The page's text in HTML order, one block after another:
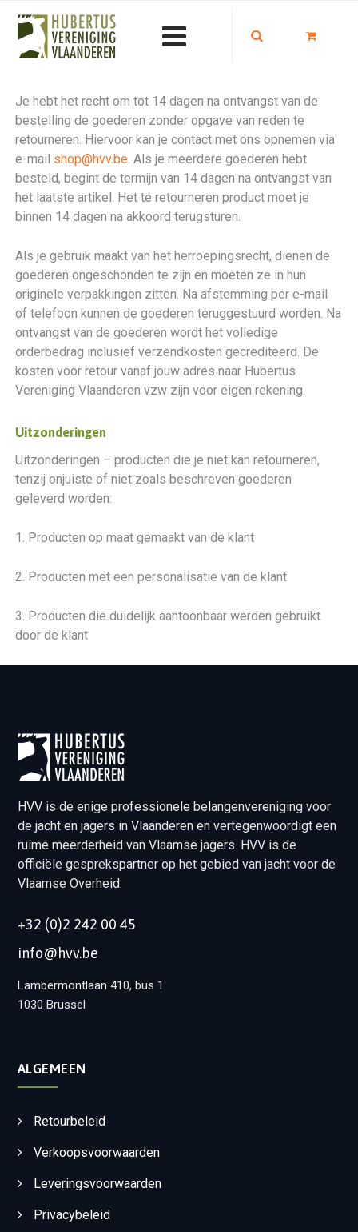
Je hebt het recht om tot 14 dagen na ontvangst van de
bestelling de goederen zonder opgave van reden te
retourneren. Hiervoor kan je contact met ons opnemen via
e-mail shop@hvv.be. Als je meerdere goederen hebt
besteld, begint de termijn van 14 dagen na ontvangst van
het laatste artikel. Het te retourneren product moet je
binnen 14 dagen na akkoord terugsturen.
Als je gebruik maakt van het herroepingsrecht, dienen de
goederen ongeschonden te zijn en moeten ze in hun
originele verpakkingen zitten. Na afstemming per e-mail
of telefoon kunnen de goederen teruggestuurd worden. Na
ontvangst van de goederen wordt het volledige
orderbedrag inclusief verzendkosten gecrediteerd. De
kosten voor retour vanaf jouw adres naar Hubertus
Vereniging Vlaanderen vzw zijn voor eigen rekening.
Uitzonderingen
Uitzonderingen – producten die je niet kan retourneren,
tenzij onjuiste of niet zoals beschreven goederen
geleverd worden:
1. Producten op maat gemaakt van de klant
2. Producten met een personalisatie van de klant
3. Producten die duidelijk aantoonbaar werden gebruikt
door de klant
HVV is de enige professionele belangenvereniging voor
de jacht en jagers in Vlaanderen en vertegenwoordigt een
ruime meerderheid van Vlaamse jagers. HVV is de
officiële gesprekspartner op het gebied van jacht voor de
Vlaamse Overheid.
+32 (0)2 242 00 45
info@hvv.be
Lambermontlaan 410, bus 1
1030 Brussel
ALGEMEEN
Retourbeleid
Verkoopsvoorwaarden
Leveringsvoorwaarden
Privacybeleid